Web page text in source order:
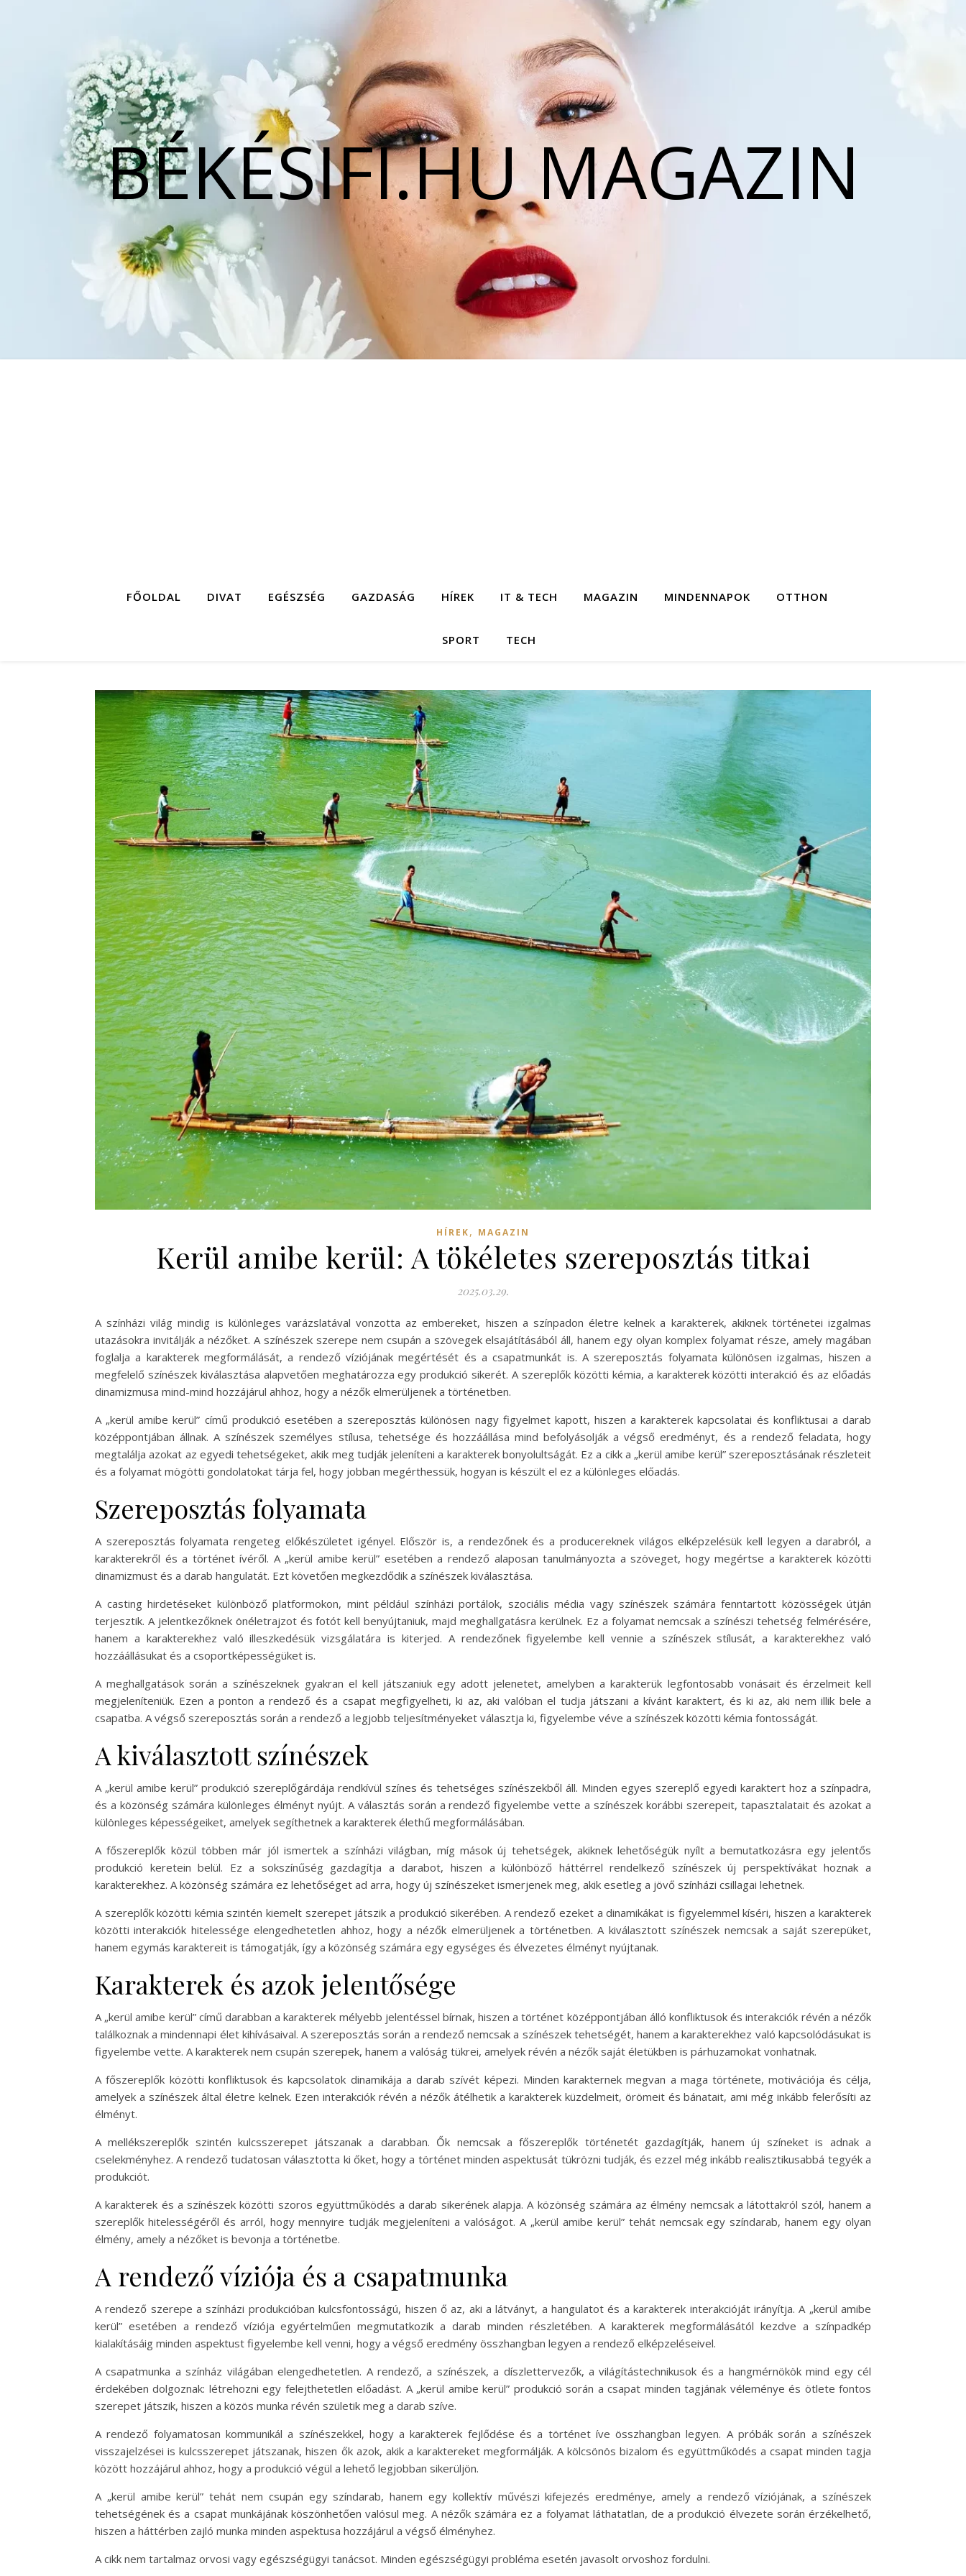
BÉKÉSIFI.HU MAGAZIN
FŐOLDAL DIVAT EGÉSZSÉG GAZDASÁG HÍREK IT & TECH MAGAZIN MINDENNAPOK OTTHON
SPORT TECH
HÍREK, MAGAZIN
Kerül amibe kerül: A tökéletes szereposztás titkai
2025.03.29.
A színházi világ mindig is különleges varázslatával vonzotta az embereket, hiszen a színpadon életre kelnek a karakterek, akiknek történetei izgalmas
utazásokra invitálják a nézőket. A színészek szerepe nem csupán a szövegek elsajátításából áll, hanem egy olyan komplex folyamat része, amely magában
foglalja a karakterek megformálását, a rendező víziójának megértését és a csapatmunkát is. A szereposztás folyamata különösen izgalmas, hiszen a
megfelelő színészek kiválasztása alapvetően meghatározza egy produkció sikerét. A szereplők közötti kémia, a karakterek közötti interakció és az előadás
dinamizmusa mind-mind hozzájárul ahhoz, hogy a nézők elmerüljenek a történetben.
A „kerül amibe kerül” című produkció esetében a szereposztás különösen nagy figyelmet kapott, hiszen a karakterek kapcsolatai és konfliktusai a darab
középpontjában állnak. A színészek személyes stílusa, tehetsége és hozzáállása mind befolyásolják a végső eredményt, és a rendező feladata, hogy
megtalálja azokat az egyedi tehetségeket, akik meg tudják jeleníteni a karakterek bonyolultságát. Ez a cikk a „kerül amibe kerül” szereposztásának részleteit
és a folyamat mögötti gondolatokat tárja fel, hogy jobban megérthessük, hogyan is készült el ez a különleges előadás.
Szereposztás folyamata
A szereposztás folyamata rengeteg előkészületet igényel. Először is, a rendezőnek és a producereknek világos elképzelésük kell legyen a darabról, a
karakterekről és a történet ívéről. A „kerül amibe kerül” esetében a rendező alaposan tanulmányozta a szöveget, hogy megértse a karakterek közötti
dinamizmust és a darab hangulatát. Ezt követően megkezdődik a színészek kiválasztása.
A casting hirdetéseket különböző platformokon, mint például színházi portálok, szociális média vagy színészek számára fenntartott közösségek útján
terjesztik. A jelentkezőknek önéletrajzot és fotót kell benyújtaniuk, majd meghallgatásra kerülnek. Ez a folyamat nemcsak a színészi tehetség felmérésére,
hanem a karakterekhez való illeszkedésük vizsgálatára is kiterjed. A rendezőnek figyelembe kell vennie a színészek stílusát, a karakterekhez való
hozzáállásukat és a csoportképességüket is.
A meghallgatások során a színészeknek gyakran el kell játszaniuk egy adott jelenetet, amelyben a karakterük legfontosabb vonásait és érzelmeit kell
megjeleníteniük. Ezen a ponton a rendező és a csapat megfigyelheti, ki az, aki valóban el tudja játszani a kívánt karaktert, és ki az, aki nem illik bele a
csapatba. A végső szereposztás során a rendező a legjobb teljesítményeket választja ki, figyelembe véve a színészek közötti kémia fontosságát.
A kiválasztott színészek
A „kerül amibe kerül” produkció szereplőgárdája rendkívül színes és tehetséges színészekből áll. Minden egyes szereplő egyedi karaktert hoz a színpadra,
és a közönség számára különleges élményt nyújt. A választás során a rendező figyelembe vette a színészek korábbi szerepeit, tapasztalatait és azokat a
különleges képességeiket, amelyek segíthetnek a karakterek élethű megformálásában.
A főszereplők közül többen már jól ismertek a színházi világban, míg mások új tehetségek, akiknek lehetőségük nyílt a bemutatkozásra egy jelentős
produkció keretein belül. Ez a sokszínűség gazdagítja a darabot, hiszen a különböző háttérrel rendelkező színészek új perspektívákat hoznak a
karakterekhez. A közönség számára ez lehetőséget ad arra, hogy új színészeket ismerjenek meg, akik esetleg a jövő színházi csillagai lehetnek.
A szereplők közötti kémia szintén kiemelt szerepet játszik a produkció sikerében. A rendező ezeket a dinamikákat is figyelemmel kíséri, hiszen a karakterek
közötti interakciók hitelessége elengedhetetlen ahhoz, hogy a nézők elmerüljenek a történetben. A kiválasztott színészek nemcsak a saját szerepüket,
hanem egymás karaktereit is támogatják, így a közönség számára egy egységes és élvezetes élményt nyújtanak.
Karakterek és azok jelentősége
A „kerül amibe kerül” című darabban a karakterek mélyebb jelentéssel bírnak, hiszen a történet középpontjában álló konfliktusok és interakciók révén a nézők
találkoznak a mindennapi élet kihívásaival. A szereposztás során a rendező nemcsak a színészek tehetségét, hanem a karakterekhez való kapcsolódásukat is
figyelembe vette. A karakterek nem csupán szerepek, hanem a valóság tükrei, amelyek révén a nézők saját életükben is párhuzamokat vonhatnak.
A főszereplők közötti konfliktusok és kapcsolatok dinamikája a darab szívét képezi. Minden karakternek megvan a maga története, motivációja és célja,
amelyek a színészek által életre kelnek. Ezen interakciók révén a nézők átélhetik a karakterek küzdelmeit, örömeit és bánatait, ami még inkább felerősíti az
élményt.
A mellékszereplők szintén kulcsszerepet játszanak a darabban. Ők nemcsak a főszereplők történetét gazdagítják, hanem új színeket is adnak a
cselekményhez. A rendező tudatosan választotta ki őket, hogy a történet minden aspektusát tükrözni tudják, és ezzel még inkább realisztikusabbá tegyék a
produkciót.
A karakterek és a színészek közötti szoros együttműködés a darab sikerének alapja. A közönség számára az élmény nemcsak a látottakról szól, hanem a
szereplők hitelességéről és arról, hogy mennyire tudják megjeleníteni a valóságot. A „kerül amibe kerül” tehát nemcsak egy színdarab, hanem egy olyan
élmény, amely a nézőket is bevonja a történetbe.
A rendező víziója és a csapatmunka
A rendező szerepe a színházi produkcióban kulcsfontosságú, hiszen ő az, aki a látványt, a hangulatot és a karakterek interakcióját irányítja. A „kerül amibe
kerül” esetében a rendező víziója egyértelműen megmutatkozik a darab minden részletében. A karakterek megformálásától kezdve a színpadkép
kialakításáig minden aspektust figyelembe kell venni, hogy a végső eredmény összhangban legyen a rendező elképzeléseivel.
A csapatmunka a színház világában elengedhetetlen. A rendező, a színészek, a díszlettervezők, a világítástechnikusok és a hangmérnökök mind egy cél
érdekében dolgoznak: létrehozni egy felejthetetlen előadást. A „kerül amibe kerül” produkció során a csapat minden tagjának véleménye és ötlete fontos
szerepet játszik, hiszen a közös munka révén születik meg a darab szíve.
A rendező folyamatosan kommunikál a színészekkel, hogy a karakterek fejlődése és a történet íve összhangban legyen. A próbák során a színészek
visszajelzései is kulcsszerepet játszanak, hiszen ők azok, akik a karaktereket megformálják. A kölcsönös bizalom és együttműködés a csapat minden tagja
között hozzájárul ahhoz, hogy a produkció végül a lehető legjobban sikerüljön.
A „kerül amibe kerül” tehát nem csupán egy színdarab, hanem egy kollektív művészi kifejezés eredménye, amely a rendező víziójának, a színészek
tehetségének és a csapat munkájának köszönhetően valósul meg. A nézők számára ez a folyamat láthatatlan, de a produkció élvezete során érzékelhető,
hiszen a háttérben zajló munka minden aspektusa hozzájárul a végső élményhez.
A cikk nem tartalmaz orvosi vagy egészségügyi tanácsot. Minden egészségügyi probléma esetén javasolt orvoshoz fordulni.